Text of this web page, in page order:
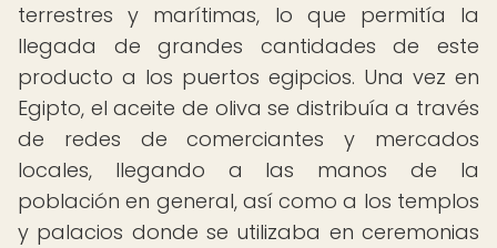
terrestres y marítimas, lo que permitía la
llegada de grandes cantidades de este
producto a los puertos egipcios. Una vez en
Egipto, el aceite de oliva se distribuía a través
de redes de comerciantes y mercados
locales, llegando a las manos de la
población en general, así como a los templos
y palacios donde se utilizaba en ceremonias